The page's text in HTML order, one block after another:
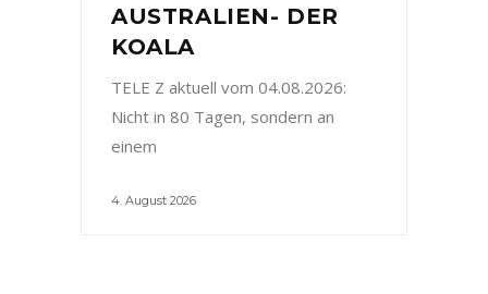
AUSTRALIEN- DER
KOALA
TELE Z aktuell vom 04.08.2026:
Nicht in 80 Tagen, sondern an
einem
4. August 2026